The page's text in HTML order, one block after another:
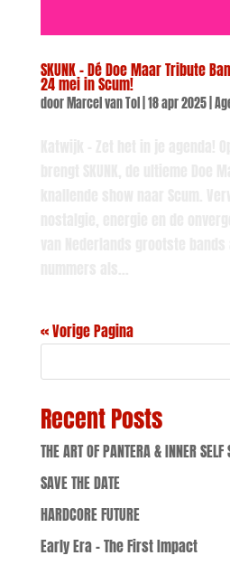
SKUNK – Dé Doe Maar Tribute
24 mei in Scum!
door Marcel van Tol 18 apr 2025|
« Vorige Pagina
Recent Posts
THE ART OF PANTERA & INNER
SAVE THE DATE
HARDCORE FUTURE
Early Era – The First Impact